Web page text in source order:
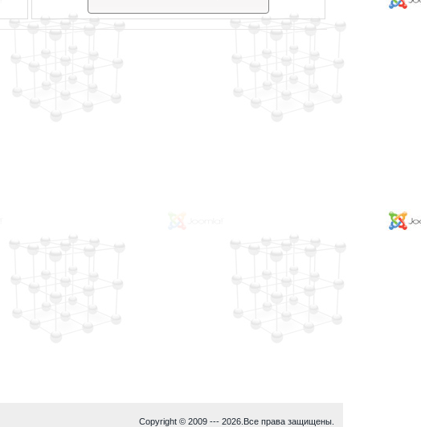
Copyright © 2009 --- 2026.Все права защищены.